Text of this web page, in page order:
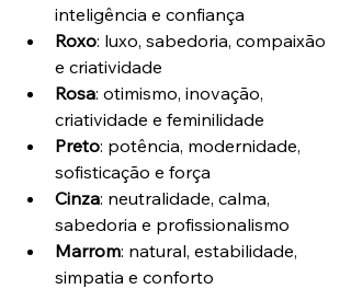
inteligência e confiança
Roxo: luxo, sabedoria, compaixão
e criatividade
Rosa: otimismo, inovação,
criatividade e feminilidade
Preto: potência, modernidade,
sofisticação e força
Cinza: neutralidade, calma,
sabedoria e profissionalismo
Marrom: natural, estabilidade,
simpatia e conforto